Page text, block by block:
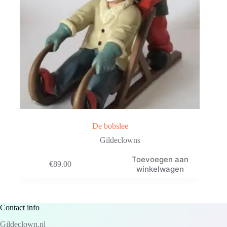
De bobslee
Gildeclowns
€89.00
Toevoegen aan
winkelwagen
Contact info
Gildeclown.nl